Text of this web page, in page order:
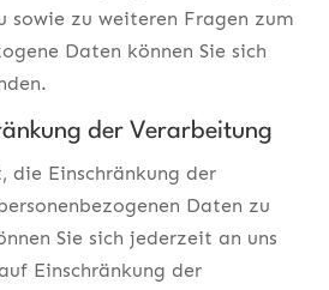
sowie zu weiteren Fragen zum
Daten können Sie sich
der Verarbeitung
die Einschränkung der
Daten zu
Sie sich jederzeit an uns
Einschränkung der